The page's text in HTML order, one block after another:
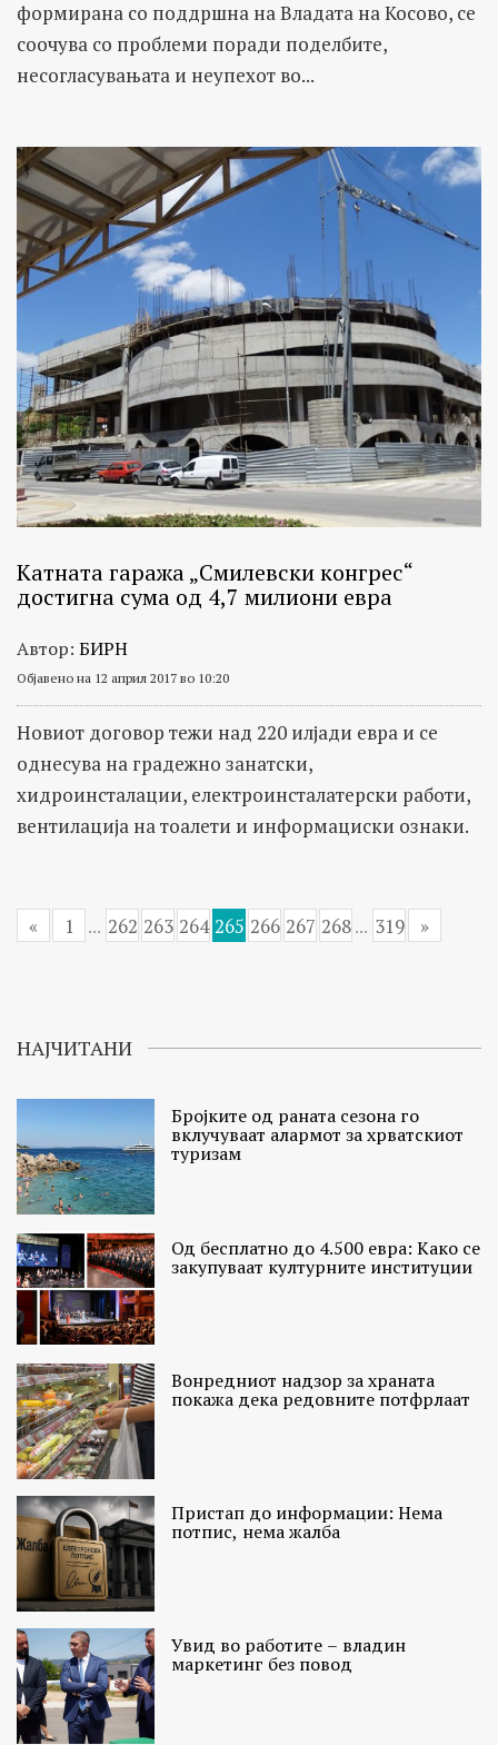
формирана со поддршна на Владата на Косово, се
соочува со проблеми поради поделбите,
несогласувањата и неупехот во...
Катната гаража „Смилевски конгрес“
достигна сума од 4,7 милиони евра
Автор: БИРН
Објавено на 12 април 2017 во 10:20
Новиот договор тежи над 220 илјади евра и се
однесува на градежно занатски,
хидроинсталации, електроинсталатерски работи,
вентилација на тоалети и информациски ознаки.
« 1 ... 262 263 264 265 266 267 268... 319 »
НАЈЧИТАНИ
Бројките од раната сезона го
вклучуваат алармот за хрватскиот
туризам
Од бесплатно до 4.500 евра: Како се
закупуваат културните институции
Вонредниот надзор за храната
покажа дека редовните потфрлаат
Пристап до информации: Нема
потпис, нема жалба
Увид во работите – владин
маркетинг без повод